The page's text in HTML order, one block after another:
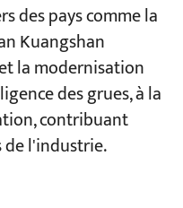
des pays comme la
Kuangshan
la modernisation
des grues, à la
contribuant
de l'industrie.